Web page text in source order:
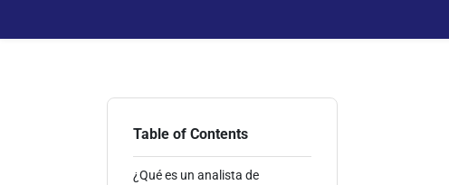
Table of Contents
¿Qué es un analista de